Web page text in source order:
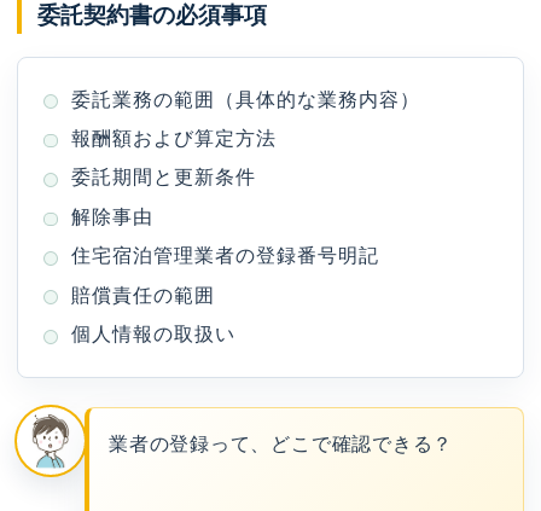
委託契約書の必須事項
委託業務の範囲（具体的な業務内容）
報酬額および算定方法
委託期間と更新条件
解除事由
住宅宿泊管理業者の登録番号明記
賠償責任の範囲
個人情報の取扱い
業者の登録って、どこで確認できる？